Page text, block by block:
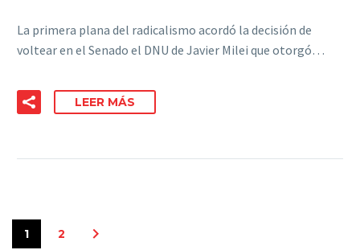
La primera plana del radicalismo acordó la decisión de
voltear en el Senado el DNU de Javier Milei que otorgó…
LEER MÁS
1 2